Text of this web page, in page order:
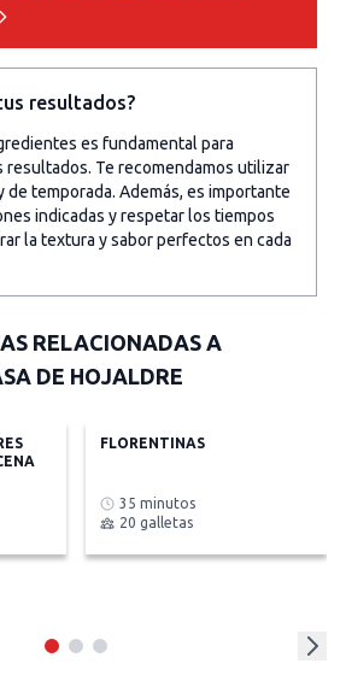
resultados?
es fundamental para
Te recomendamos utilizar
temporada. Además, es importante
indicadas y respetar los tiempos
la textura y sabor perfectos en cada
RELACIONADAS A
DE HOJALDRE
FLORENTINAS
35 minutos
20 galletas